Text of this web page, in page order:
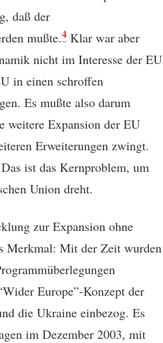
daß der
mußte.4 Klar war aber
nicht im Interesse der EU
in einen schroffen
Es mußte also darum
weitere Expansion der EU
Erweiterungen zwingt.
ist das Kernproblem, um
Union dreht.
zur Expansion ohne
Merkmal: Mit der Zeit wurden
Europe”-Konzept der
die Ukraine einbezog. Es
im Dezember 2003, mit